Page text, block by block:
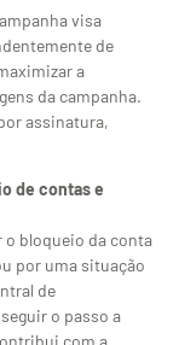
visa
de
a
da campanha.
assinatura,
de contas e
o bloqueio da conta
por uma situação
de
o passo a
com a